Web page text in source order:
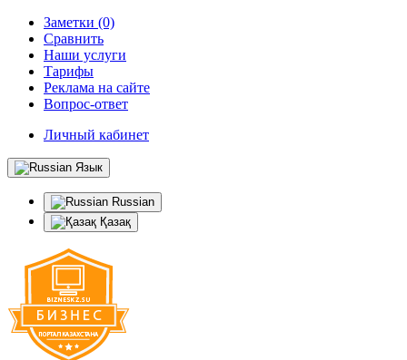
Заметки (0)
Сравнить
Наши услуги
Тарифы
Реклама на сайте
Вопрос-ответ
Личный кабинет
Язык
Russian
Қазақ